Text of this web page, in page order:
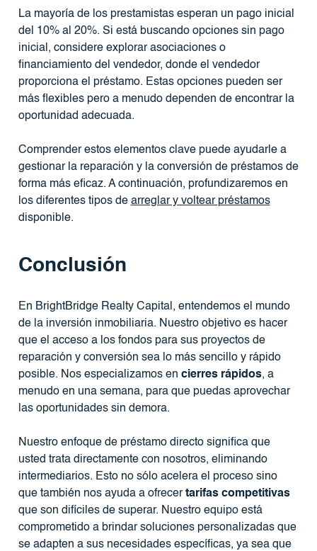
La mayoría de los prestamistas esperan un pago inicial
del 10% al 20%. Si está buscando opciones sin pago
inicial, considere explorar asociaciones o
financiamiento del vendedor, donde el vendedor
proporciona el préstamo. Estas opciones pueden ser
más flexibles pero a menudo dependen de encontrar la
oportunidad adecuada.
Comprender estos elementos clave puede ayudarle a
gestionar la reparación y la conversión de préstamos de
forma más eficaz. A continuación, profundizaremos en
los diferentes tipos de arreglar y voltear préstamos
disponible.
Conclusión
En BrightBridge Realty Capital, entendemos el mundo
de la inversión inmobiliaria. Nuestro objetivo es hacer
que el acceso a los fondos para sus proyectos de
reparación y conversión sea lo más sencillo y rápido
posible. Nos especializamos en cierres rápidos, a
menudo en una semana, para que puedas aprovechar
las oportunidades sin demora.
Nuestro enfoque de préstamo directo significa que
usted trata directamente con nosotros, eliminando
intermediarios. Esto no sólo acelera el proceso sino
que también nos ayuda a ofrecertarifas competitivas
que son difíciles de superar. Nuestro equipo está
comprometido a brindar soluciones personalizadas que
se adapten a sus necesidades específicas, ya sea que